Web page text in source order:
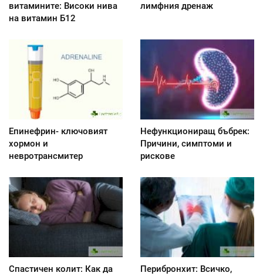
витамините: Високи нива
на витамин Б12
лимфния дренаж
Епинефрин- ключовият
хормон и
невротрансмитер
Нефункциониращ бъбрек:
Причини, симптоми и
рискове
Спастичен колит: Как да Перибронхит: Всичко,